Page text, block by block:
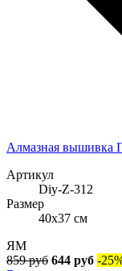
Алмазная вышивка
Артикул
Diy-Z-312
Размер
40x37 см
ЯМ
859 руб 644 руб -